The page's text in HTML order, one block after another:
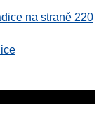
na straně 220